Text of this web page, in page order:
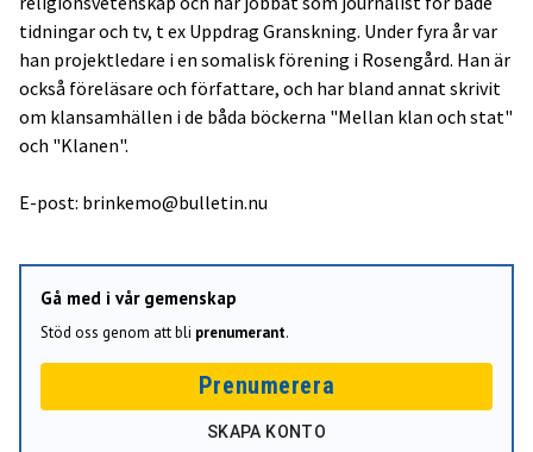
tidningar och tv, t ex Uppdrag Granskning. Under fyra år var
han projektledare i en somalisk förening i Rosengård. Han är
också föreläsare och författare, och har bland annat skrivit
om klansamhällen i de båda böckerna "Mellan klan och stat"
och "Klanen".
E-post: brinkemo@bulletin.nu
Gå med i vår gemenskap
Stöd oss genom att bli prenumerant.
Prenumerera
SKAPA KONTO